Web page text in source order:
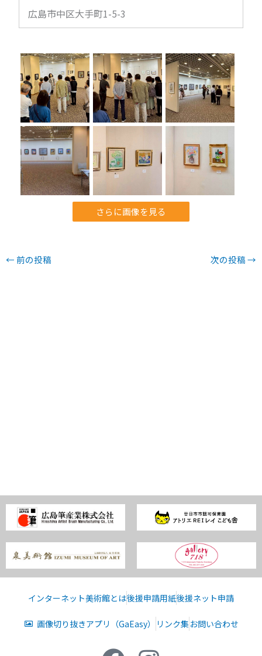
広島市中区大手町1-5-3
さらに画像を見る
← 前の投稿 次の投稿→
インターネット美術館とは後援申請用紙後援ネット申請
画像切り抜きアプリ（GaEasy） リンク集 お問い合わせ